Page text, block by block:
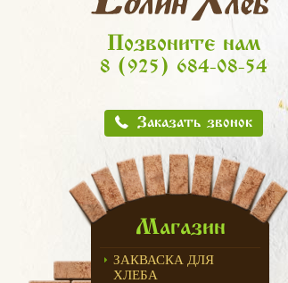
Позвоните нам
8 (925) 684-08-54
Заказать звонок
Магазин
ЗАКВАСКА ДЛЯ
ХЛЕБА